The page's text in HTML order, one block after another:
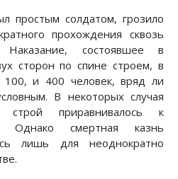
простым солдатом, грозило
прохождения сквозь
состоявшее в
сторон по спине строем, в
и 400 человек, вряд ли
В некоторых случая
строй приравнивалось к
Однако смертная казнь
лишь для неоднократно